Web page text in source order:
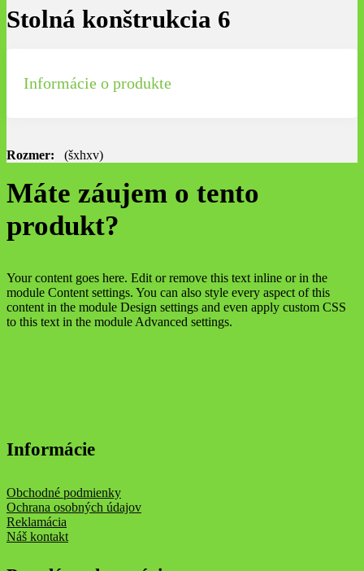
Stolná konštrukcia 6
Informácie o produkte
Rozmer: (šxhxv)
Máte záujem o tento
produkt?
Your content goes here. Edit or remove this text inline or in the
module Content settings. You can also style every aspect of this
content in the module Design settings and even apply custom CSS
to this text in the module Advanced settings.
Informácie
Obchodné podmienky
Ochrana osobných údajov
Reklamácia
Náš kontakt